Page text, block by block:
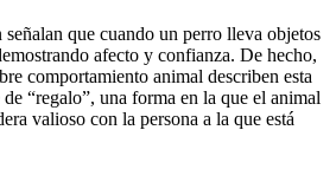
señalan que cuando un perro lleva objetos
afecto y confianza. De hecho,
comportamiento animal describen esta
“regalo”, una forma en la que el animal
valioso con la persona a la que está